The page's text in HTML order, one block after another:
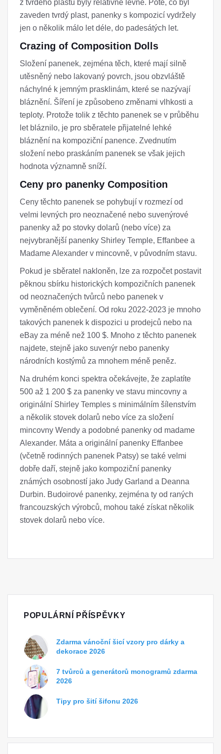
z tvrdého plastu byly relativně levné. Poté, co byl
zaveden tvrdý plast, panenky s kompozicí vydržely
jen o několik málo let déle, do padesátých let.
Crazing of Composition Dolls
Složení panenek, zejména těch, které mají silně
utěsněný nebo lakovaný povrch, jsou obzvláště
náchylné k jemným prasklinám, které se nazývají
bláznění. Šíření je způsobeno změnami vlhkosti a
teploty. Protože tolik z těchto panenek se v průběhu
let bláznilo, je pro sběratele přijatelné lehké
bláznění na kompoziční panence. Zvednutím
složení nebo praskáním panenek se však jejich
hodnota významně sníží.
Ceny pro panenky Composition
Ceny těchto panenek se pohybují v rozmezí od
velmi levných pro neoznačené nebo suvenýrové
panenky až po stovky dolarů (nebo více) za
nejvybranější panenky Shirley Temple, Effanbee a
Madame Alexander v mincovně, v původním stavu.
Pokud je sběratel nakloněn, lze za rozpočet postavit
pěknou sbírku historických kompozičních panenek
od neoznačených tvůrců nebo panenek v
vyměněném oblečení. Od roku 2022-2023 je mnoho
takových panenek k dispozici u prodejců nebo na
eBay za méně než 100 $. Mnoho z těchto panenek
najdete, stejně jako suvenýr nebo panenky
národních kostýmů za mnohem méně peněz.
Na druhém konci spektra očekávejte, že zaplatíte
500 až 1 200 $ za panenky ve stavu mincovny a
originální Shirley Temples s minimálním šílenstvím
a několik stovek dolarů nebo více za složení
mincovny Wendy a podobné panenky od madame
Alexander. Máta a originální panenky Effanbee
(včetně rodinných panenek Patsy) se také velmi
dobře daří, stejně jako kompoziční panenky
známých osobností jako Judy Garland a Deanna
Durbin. Budoirové panenky, zejména ty od raných
francouzských výrobců, mohou také získat několik
stovek dolarů nebo více.
POPULÁRNÍ PŘÍSPĚVKY
Zdarma vánoční šicí vzory pro dárky a
dekorace 2026
7 tvůrců a generátorů monogramů zdarma
2026
Tipy pro šití šifonu 2026